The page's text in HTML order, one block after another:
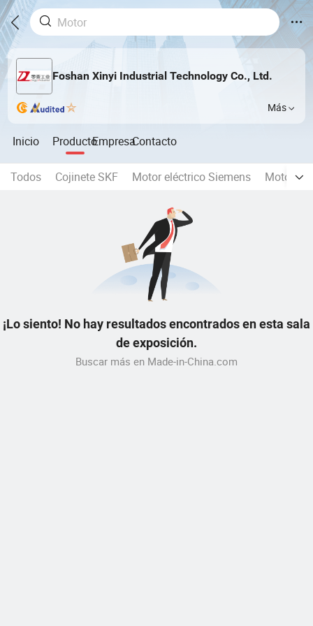
Foshan Xinyi Industrial Technology Co., Ltd.
Más
Inicio ProductoEmpresaContacto
Todos Cojinete SKF Motor eléctrico Siemens Motor de
¡Lo siento! No hay resultados encontrados en esta sala
de exposición.
Buscar más en Made-in-China.com